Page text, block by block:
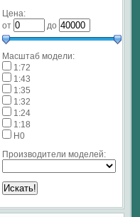
Цена:
от
до
Масштаб модели:
1:72
1:43
1:35
1:32
1:24
1:18
H0
Производители моделей: